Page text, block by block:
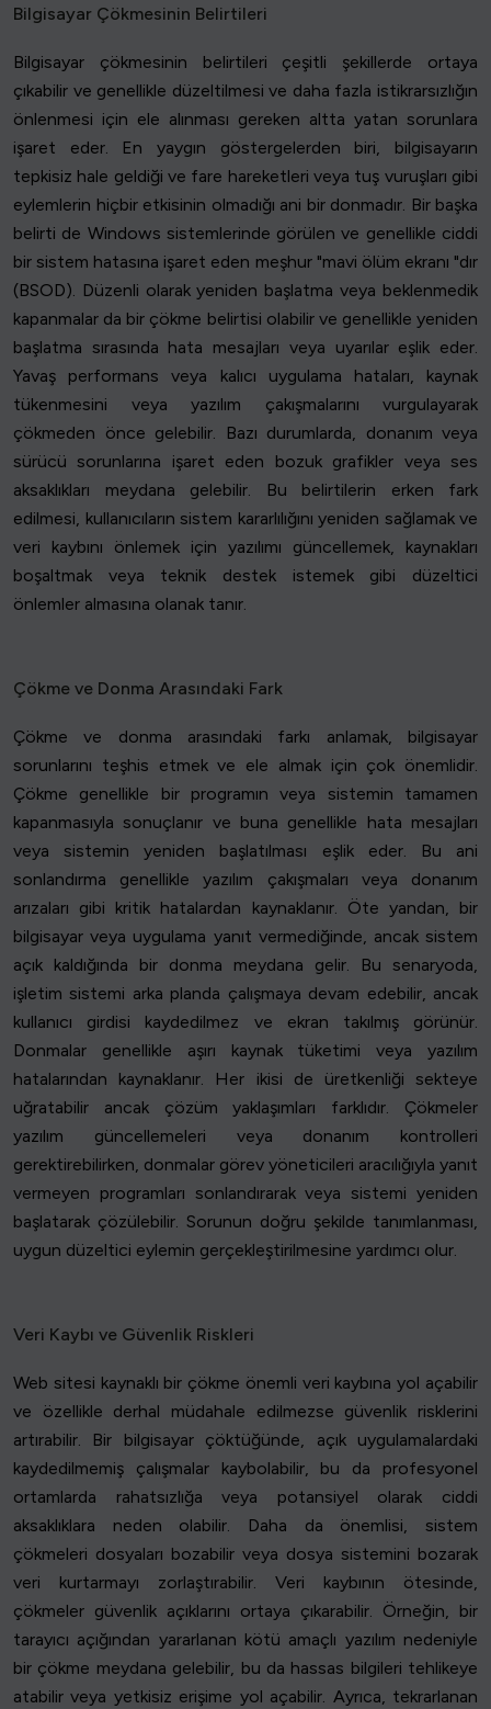
Bilgisayar Çökmesinin Belirtileri
Bilgisayar çökmesinin belirtileri çeşitli şekillerde ortaya
çıkabilir ve genellikle düzeltilmesi ve daha fazla istikrarsızlığın
önlenmesi için ele alınması gereken altta yatan sorunlara
işaret eder. En yaygın göstergelerden biri, bilgisayarın
tepkisiz hale geldiği ve fare hareketleri veya tuş vuruşları gibi
eylemlerin hiçbir etkisinin olmadığı ani bir donmadır. Bir başka
belirti de Windows sistemlerinde görülen ve genellikle ciddi
bir sistem hatasına işaret eden meşhur "mavi ölüm ekranı "dır
(BSOD). Düzenli olarak yeniden başlatma veya beklenmedik
kapanmalar da bir çökme belirtisi olabilir ve genellikle yeniden
başlatma sırasında hata mesajları veya uyarılar eşlik eder.
Yavaş performans veya kalıcı uygulama hataları, kaynak
tükenmesini veya yazılım çakışmalarını vurgulayarak
çökmeden önce gelebilir. Bazı durumlarda, donanım veya
sürücü sorunlarına işaret eden bozuk grafikler veya ses
aksaklıkları meydana gelebilir. Bu belirtilerin erken fark
edilmesi, kullanıcıların sistem kararlılığını yeniden sağlamak ve
veri kaybını önlemek için yazılımı güncellemek, kaynakları
boşaltmak veya teknik destek istemek gibi düzeltici
önlemler almasına olanak tanır.
Çökme ve Donma Arasındaki Fark
Çökme ve donma arasındaki farkı anlamak, bilgisayar
sorunlarını teşhis etmek ve ele almak için çok önemlidir.
Çökme genellikle bir programın veya sistemin tamamen
kapanmasıyla sonuçlanır ve buna genellikle hata mesajları
veya sistemin yeniden başlatılması eşlik eder. Bu ani
sonlandırma genellikle yazılım çakışmaları veya donanım
arızaları gibi kritik hatalardan kaynaklanır. Öte yandan, bir
bilgisayar veya uygulama yanıt vermediğinde, ancak sistem
açık kaldığında bir donma meydana gelir. Bu senaryoda,
işletim sistemi arka planda çalışmaya devam edebilir, ancak
kullanıcı girdisi kaydedilmez ve ekran takılmış görünür.
Donmalar genellikle aşırı kaynak tüketimi veya yazılım
hatalarından kaynaklanır. Her ikisi de üretkenliği sekteye
uğratabilir ancak çözüm yaklaşımları farklıdır. Çökmeler
yazılım güncellemeleri veya donanım kontrolleri
gerektirebilirken, donmalar görev yöneticileri aracılığıyla yanıt
vermeyen programları sonlandırarak veya sistemi yeniden
başlatarak çözülebilir. Sorunun doğru şekilde tanımlanması,
uygun düzeltici eylemin gerçekleştirilmesine yardımcı olur.
Veri Kaybı ve Güvenlik Riskleri
Web sitesi kaynaklı bir çökme önemli veri kaybına yol açabilir
ve özellikle derhal müdahale edilmezse güvenlik risklerini
artırabilir. Bir bilgisayar çöktüğünde, açık uygulamalardaki
kaydedilmemiş çalışmalar kaybolabilir, bu da profesyonel
ortamlarda rahatsızlığa veya potansiyel olarak ciddi
aksaklıklara neden olabilir. Daha da önemlisi, sistem
çökmeleri dosyaları bozabilir veya dosya sistemini bozarak
veri kurtarmayı zorlaştırabilir. Veri kaybının ötesinde,
çökmeler güvenlik açıklarını ortaya çıkarabilir. Örneğin, bir
tarayıcı açığından yararlanan kötü amaçlı yazılım nedeniyle
bir çökme meydana gelebilir, bu da hassas bilgileri tehlikeye
atabilir veya yetkisiz erişime yol açabilir. Ayrıca, tekrarlanan